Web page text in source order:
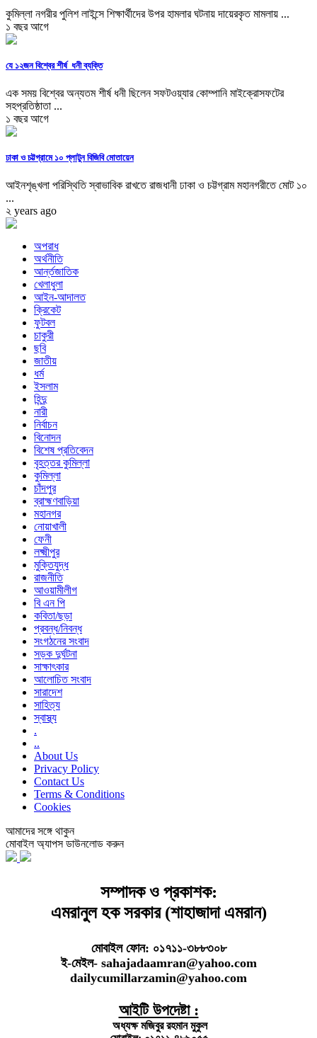
কুমিল্লা নগরীর পুলিশ লাইন্সে শিক্ষার্থীদের উপর হামলার ঘটনায় দায়েরকৃত মামলায় ...
১ বছর আগে
যে ১২জন বিশ্বের শীর্ষ ধনী ব্যক্তি
এক সময় বিশ্বের অন্যতম শীর্ষ ধনী ছিলেন সফটওয়্যার কোম্পানি মাইক্রোসফটের
সহপ্রতিষ্ঠাতা ...
১ বছর আগে
ঢাকা ও চট্টগ্রামে ১০ প্লাটুন বিজিবি মোতায়েন
আইনশৃঙ্খলা পরিস্থিতি স্বাভাবিক রাখতে রাজধানী ঢাকা ও চট্টগ্রাম মহানগরীতে মোট ১০
...
২ years ago
অপরাধ
অর্থনীতি
আর্ন্তজাতিক
খেলাধুলা
আইন-আদালত
ক্রিকেট
ফুটবল
চাকুরী
ছবি
জাতীয়
ধর্ম
ইসলাম
হিন্দু
নারী
নির্বাচন
বিনোদন
বিশেষ প্রতিবেদন
বৃহত্তর কুমিল্লা
কুমিল্লা
চাঁদপুর
ব্রাহ্মণবাড়িয়া
মহানগর
নোয়াখালী
ফেনী
লক্ষ্মীপুর
মুক্তিযুদ্ধ
রাজনীতি
আওয়ামীলীগ
বি এন পি
কবিতা/ছড়া
প্রবন্ধ/নিবন্ধ
সংগঠনের সংবাদ
সড়ক দুর্ঘটনা
সাক্ষাৎকার
আলোচিত সংবাদ
সারাদেশ
সাহিত্য
স্বাস্থ্য
.
..
About Us
Privacy Policy
Contact Us
Terms & Conditions
Cookies
আমাদের সঙ্গে থাকুন
মোবাইল অ্যাপস ডাউনলোড করুন
সম্পাদক ও প্রকাশক:
এমরানুল হক সরকার (শাহাজাদা এমরান)
মোবাইল ফোন: ০১৭১১-৩৮৮৩০৮
ই-মেইল- sahajadaamran@yahoo.com
dailycumillarzamin@yahoo.com
আইটি উপদেষ্টা :
অধ্যক্ষ মজিবুর রহমান মুকুল